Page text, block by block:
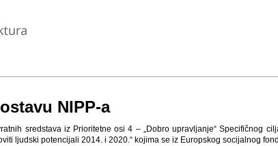
NIPP-a
sredstava iz Prioritetne osi 4 – „Dobro upravljanje“
ljudski potencijali 2014. i 2020.“ kojima se iz Europskog socijalnog